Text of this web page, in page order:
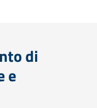
di
e